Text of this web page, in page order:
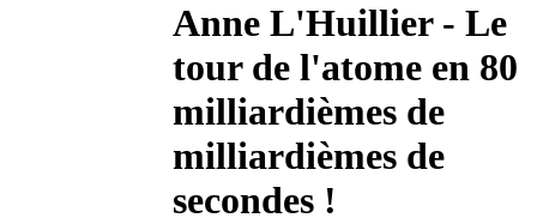
Anne L'Huillier - Le
tour de l'atome en 80
milliardièmes de
milliardièmes de
secondes !